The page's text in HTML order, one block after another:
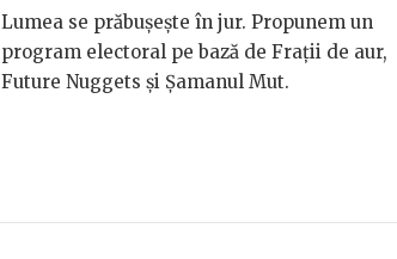
Lumea se prăbușește în jur. Propunem un
program electoral pe bază de Frații de aur,
Future Nuggets și Șamanul Mut.